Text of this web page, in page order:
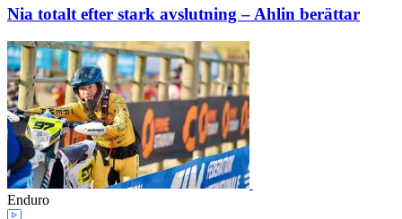
Nia totalt efter stark avslutning – Ahlin berättar
Enduro